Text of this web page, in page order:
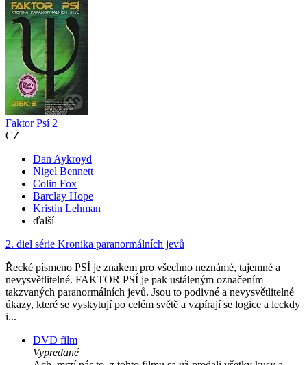
Faktor Psí 2
CZ
Dan Aykroyd
Nigel Bennett
Colin Fox
Barclay Hope
Kristin Lehman
ďalší
2. diel série Kronika paranormálních jevů
Řecké písmeno PSÍ je znakem pro všechno neznámé, tajemné a
nevysvětlitelné. FAKTOR PSÍ je pak ustáleným označením
takzvaných paranormálních jevů. Jsou to podivné a nevysvětlitelné
úkazy, které se vyskytují po celém světě a vzpírají se logice a leckdy
i...
DVD film
Vypredané